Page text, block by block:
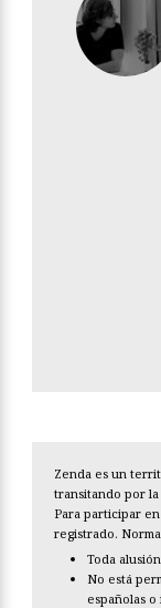
Zenda es un
transitando por
Para participar
registrado.
Toda
No está
españolas